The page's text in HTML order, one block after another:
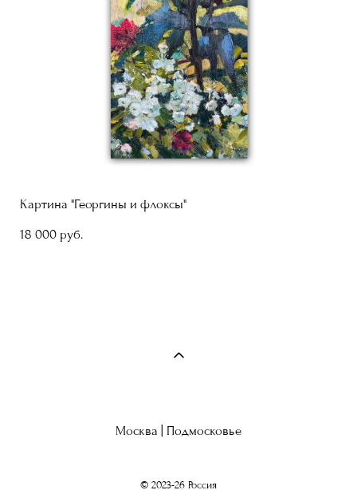
Картина "Георгины и флоксы"
18 000 pуб.
Москва | Подмосковье
© 2023-26 Россия